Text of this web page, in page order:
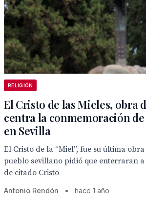
RELIGIÓN
El Cristo de las Mieles, obra
centra la conmemoración
en Sevilla
El Cristo de la “Miel”, fue su última
pueblo sevillano pidió que enterraran
de citado Cristo
Antonio Rendón • hace 1 año